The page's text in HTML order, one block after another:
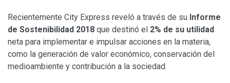
Recientemente City Express reveló a través de su Informe
de Sostenibilidad 2018 que destinó el 2% de su utilidad
neta para implementar e impulsar acciones en la materia,
como la generación de valor económico, conservación del
medioambiente y contribución a la sociedad.